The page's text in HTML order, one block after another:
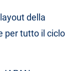
della
per tutto il ciclo